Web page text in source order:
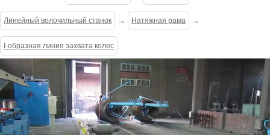
Линейный волочильный станок → Натяжная рама →
I-образная линия захвата колес